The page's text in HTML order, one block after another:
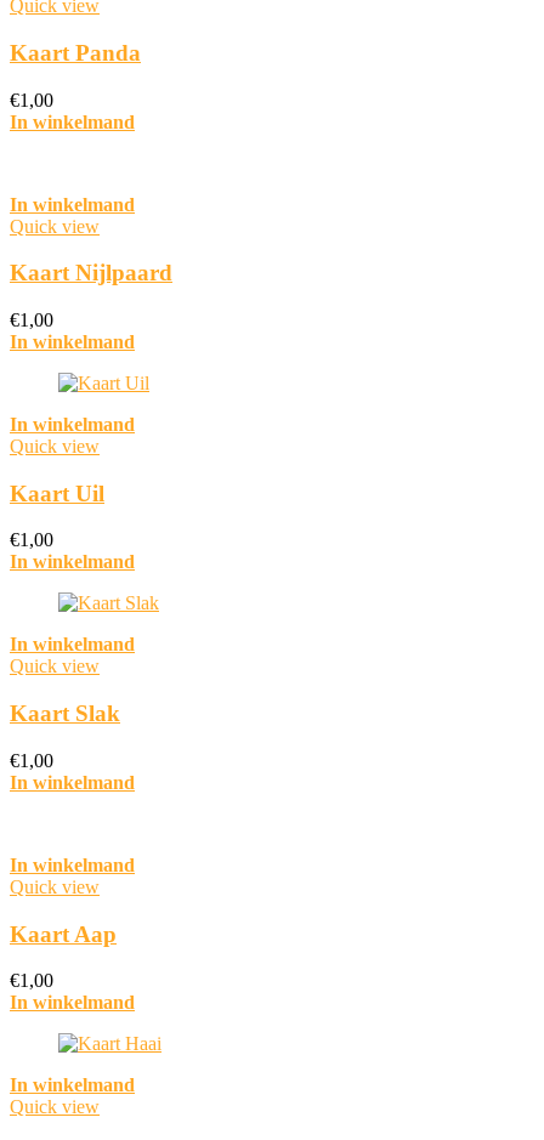
Quick view
Kaart Panda
€1,00
In winkelmand
In winkelmand
Quick view
Kaart Nijlpaard
€1,00
In winkelmand
In winkelmand
Quick view
Kaart Uil
€1,00
In winkelmand
In winkelmand
Quick view
Kaart Slak
€1,00
In winkelmand
In winkelmand
Quick view
Kaart Aap
€1,00
In winkelmand
In winkelmand
Quick view